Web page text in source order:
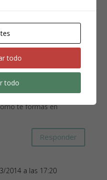
ritmos del niño de
filas no deberes no
esfuerzo de maestros
..pickler montessori
las familias creen que
posible….vgracias
te formas en
Responder
2014 a las 17:20
todo
todo